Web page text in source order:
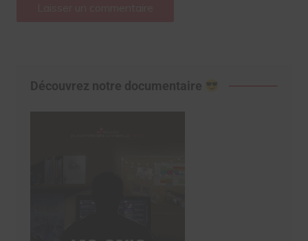
Découvrez notre documentaire